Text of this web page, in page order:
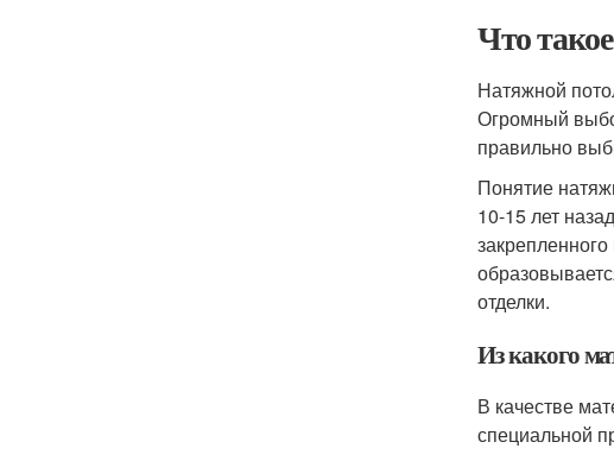
Что
Натяжной
Огромный
правильно
Понятие
10-15 лет
отделки.
Из какого
В качестве
специальной